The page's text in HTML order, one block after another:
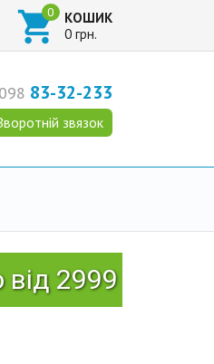
 КОШИК
0 грн.
83-32-233
звязок
грн!